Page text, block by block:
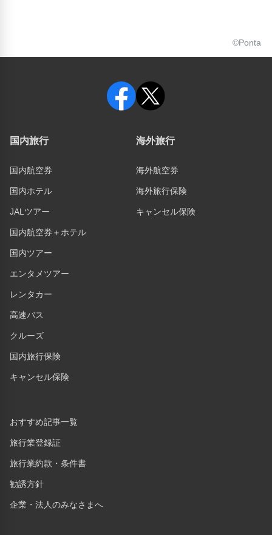
©Ponta
国内旅行
国内航空券
国内ホテル
JALツアー
国内航空券＋ホテル
国内ツアー
エンタメツアー
レンタカー
高速バス
クルーズ
国内旅行保険
キャンセル保険
海外旅行
海外航空券
海外旅行保険
キャンセル保険
おすすめ記事一覧
旅行業登録証
旅行業約款・条件書
勧誘方針
企業・法人のみなさまへ